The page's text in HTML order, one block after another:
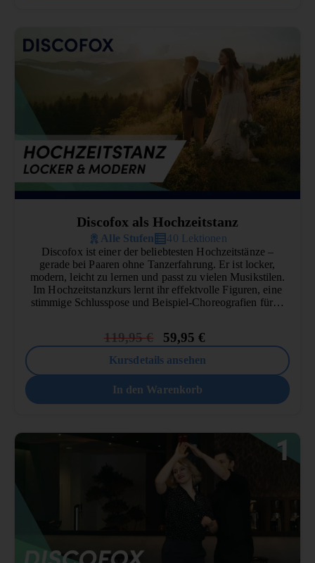
Discofox als Hochzeitstanz
Alle Stufen
40 Lektionen
Discofox ist einer der beliebtesten Hochzeitstänze –
gerade bei Paaren ohne Tanzerfahrung. Er ist locker,
modern, leicht zu lernen und passt zu vielen Musikstilen.
Im Hochzeitstanzkurs lernt ihr effektvolle Figuren, eine
stimmige Schlusspose und Beispiel-Choreografien für…
119,95€ 59,95€
Kursdetails ansehen
In den Warenkorb